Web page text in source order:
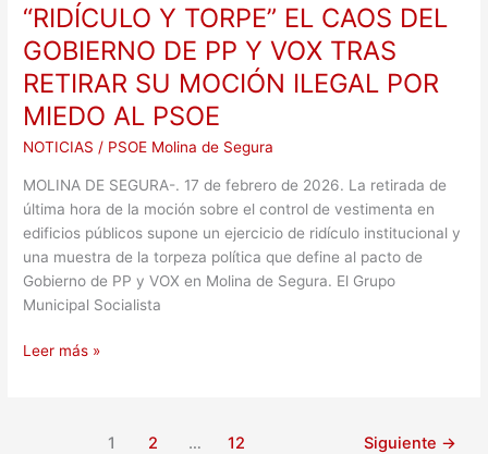
“RIDÍCULO Y TORPE” EL CAOS DEL
GOBIERNO DE PP Y VOX TRAS
RETIRAR SU MOCIÓN ILEGAL POR
MIEDO AL PSOE
NOTICIAS / PSOE Molina de Segura
MOLINA DE SEGURA-. 17 de febrero de 2026. La retirada de
última hora de la moción sobre el control de vestimenta en
edificios públicos supone un ejercicio de ridículo institucional y
una muestra de la torpeza política que define al pacto de
Gobierno de PP y VOX en Molina de Segura. El Grupo
Municipal Socialista
TORPE”
EL
CAOS
DEL
GOBIERNO
PP
Y
VOX
TRAS
RETIRAR
SU
MOCIÓN
POR
Leer más »
1 2 … 12 Siguiente →